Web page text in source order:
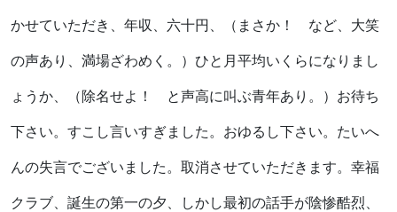
かせていただき、年収、六十円、（まさか！ など、大笑
の声あり、満場ざわめく。）ひと月平均いくらになりまし
ょうか、（除名せよ！ と声高に叫ぶ青年あり。）お待ち
下さい。すこし言いすぎました。おゆるし下さい。たいへ
んの失言でございました。取消させていただきます。幸福
クラブ、誕生の第一の夕、しかし最初の話手が陰惨酷烈、